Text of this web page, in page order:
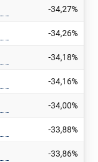
-34,27%
-34,26%
-34,18%
-34,16%
-34,00%
-33,88%
-33,86%